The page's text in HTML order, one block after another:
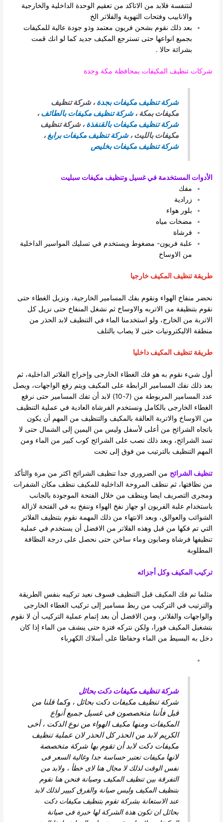
لنتنفسة فلابد من الاتاكد من تعقيم الوحدة الداخلية والخارجية
والانابيب وفتحات التهوية والفلاتر الخ
بعد ذلك نقوم بشحن فريون معتمد وذو جودة عالية للمكيفات
بجميع انواعها حتى تسترجع المكيف جديد كما لو انك قمت
بشرائة حالا .
شركات تنظيف المكيفات بمحافظة مكة وجدة
شركة تنظيف مكيفات بجدة، شركة تنظيف
مكيفات بمكة ،شركة تنظيف مكيفات بالطائف،
شركة تنظيف مكيفات بالقنفذة، شركة تنظيف
مكيفات بالليث ،شركة تنظيف مكيفات برابغ،
شركة تنظيف مكيفات بخليص
الأدوات المستخدمة في غسيل وتنظيف مكيفات سبليت
مفك
زرادية
بلور هواء
مضخات مياه
فرشاة
علبة فريون- مضغوط ويستخدم في تسليك المواسير الداخلية
من الاوساخ
طريقة تنظيف المكيف خارجيا
نحضر منفاخ الهواء ونقوم بفك المسامير الخارجية، ونزيل الغطاء حتى
نقوم بتنظيفة من الاتربه والاوساخ ثم نشغل المنفاخ حتى نزيل كل
الاتربة من الخارج، ولو استخدمنا الماء في التنظيف لابد الحذر من
منطقة الاليكترونيات حتى لا يصاب بالتلف
طريقة تنظيف المكيف داخليا
أول شيء نقوم به هو فك الغطاء الخارجى وإخراج الفلاتر الداخلية، ثم
بعد ذلك نفك المسامير الرابطة على المكيف ويتم رفع الواجهات، ويصل
عدد المسامير المربوطة من (7-10) لابد أن تفك المسامير حتى نرفع
الغطاء الخارجى بالكامل ونستخدم الفرشاة العادية في عملية التنظيف
من الاوساخ والاتربة العالقة بالمكيف والتنظيف من المهم أن يكون
باتجاه الشرائح من أعلى لأسفل وليس من اليمين إلى الشمال حتى لا
تسد الشرائح، وبعد ذلك نصب على الشرائح كوب كبير من الماء ومن
المهم التنظيف بالترتيب من فوق إلى تحت
تنظيف الشرائح من الضروري جدا تنظيف الشرائح اكثر من مرة والتأكد
من نظافتها، ثم ننظف المروحة الداخلية للمكيف ننظف مكان الشفرات
ومجرى التصريف ايضا وينظف من خلال الفتحة الموجودة بالجانب
باستخدام علبة الفريون او جهاز نفخ الهواء وننفخ به في الفتحة لازالة
الشوائب والعوالق، وبعد الانتهاء من ذلك المهمة نقوم بتنظيف الفلاتر
التي تم فكها من قبل وهذه الفلاتر من الافضل أن يستخدم في عملية
تنظيفها فرشاة وصابون وماء ساخن حتى نحصل على درجة النظافة
المطلوبة
تركيب المكيف وكل أجزائه
مثلما تم فك المكيف قبل التنظيف فسوف نعيد تركيبه بنفس الطريقة
والترتيب في التركيب من ربط مسامير إلى تركيب الغطاء الخارجى
والواجهات والفلاتر، ومن الافضل أن بعد إتمام عملية التركيب أن لا نقوم
بتشغيل المكيف فورا، ولكن نتركه فترة حتى ينشف من الماء إذا كان
دخل به البسيط من الماء وحفاظا على أسلاك الكهرباء
شركة تنظيف مكيفات دكت بحائل
شركة تنظيف مكيفات دكت بحائل ، وكما قلنا من
قبل فأننا متخصصون فى غسيل جميع أنواع
المكيفات ومنها مكيف الهواء من نوع الدكت ، أخى
الكريم لابد من الحذر كل الحذر لان عملية تنظيف
مكيفات دكت لابد أن تقوم بها شركة متخصصة
لانهامكيفات تعتبر حساسة جدا وغالية السعر فى
نفس الوقت لذلك لا مجال هنا لاى خطأ ، ولابد من
التفرقة بين تنظيف المكيف وصيانة فنحن هنا نقوم
بتنظيف المكيف وليس صيانة والفرق كبيير لذلك لابد
عند الاستعانة بشركة تقوم بتنظيف مكيفات دكت
بحائل ان تكون هذة الشركة لها خبرة فى صيانة